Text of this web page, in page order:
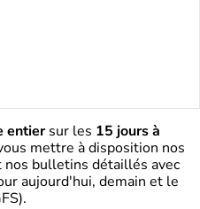
entiersur les 15 jours à
mettre à disposition nos
nos bulletins détaillés avec
aujourd'hui, demain et le